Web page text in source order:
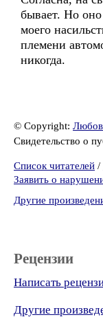
бывает. Но
моего
племени
никогда.
© Copyright:
Свидетельство о
Список читателей /
Заявить о
Другие
Рецензии
Написать
Другие